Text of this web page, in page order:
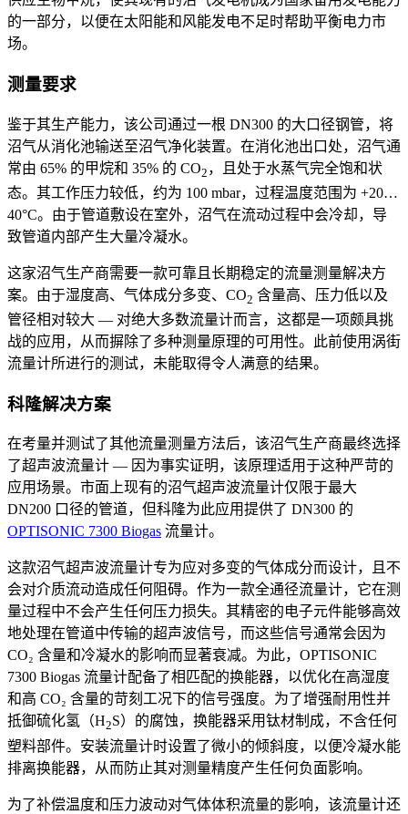
的一部分，以便在太阳能和风能发电不足时帮助平衡电力市
场。
测量要求
鉴于其生产能力，该公司通过一根 DN300 的大口径钢管，将
沼气从消化池输送至沼气净化装置。在消化池出口处，沼气通
常由 65% 的甲烷和 35% 的 CO2 ，且处于水蒸气完全饱和状
态。其工作压力较低，约为 100 mbar，过程温度范围为 +20…
40°C。由于管道敷设在室外，沼气在流动过程中会冷却，导
致管道内部产生大量冷凝水。
这家沼气生产商需要一款可靠且长期稳定的流量测量解决方
案。由于湿度高、气体成分多变、CO2 含量高、压力低以及
管径相对较大 — 对绝大多数流量计而言，这都是一项颇具挑
战的应用，从而摒除了多种测量原理的可用性。此前使用涡街
流量计所进行的测试，未能取得令人满意的结果。
科隆解决方案
在考量并测试了其他流量测量方法后，该沼气生产商最终选择
了超声波流量计 — 因为事实证明，该原理适用于这种严苛的
应用场景。市面上现有的沼气超声波流量计仅限于最大
DN200 口径的管道，但科隆为此应用提供了 DN300 的
OPTISONIC 7300 Biogas 流量计。
这款沼气超声波流量计专为应对多变的气体成分而设计，且不
会对介质流动造成任何阻碍。作为一款全通径流量计，它在测
量过程中不会产生任何压力损失。其精密的电子元件能够高效
地处理在管道中传输的超声波信号，而这些信号通常会因为
CO₂ 含量和冷凝水的影响而显著衰减。为此，OPTISONIC
7300 Biogas 流量计配备了相匹配的换能器，以优化在高湿度
和高 CO₂ 含量的苛刻工况下的信号强度。为了增强耐用性并
抵御硫化氢（H2S）的腐蚀，换能器采用钛材制成，不含任何
塑料部件。安装流量计时设置了微小的倾斜度，以便冷凝水能
排离换能器，从而防止其对测量精度产生任何负面影响。
为了补偿温度和压力波动对气体体积流量的影响，该流量计还